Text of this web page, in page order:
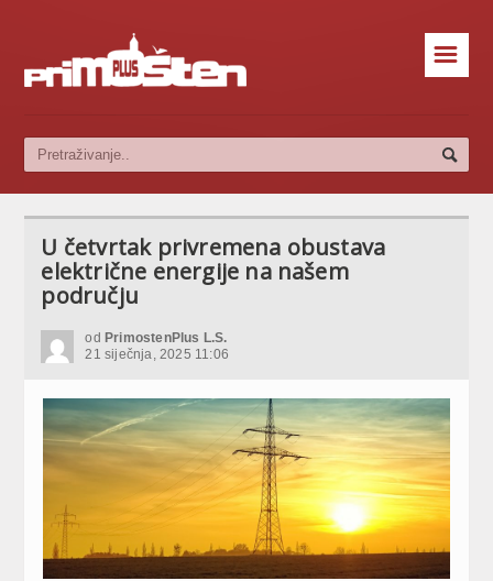
☰
U četvrtak privremena obustava
električne energije na našem
području
od PrimostenPlus L.S.
21 siječnja, 2025 11:06